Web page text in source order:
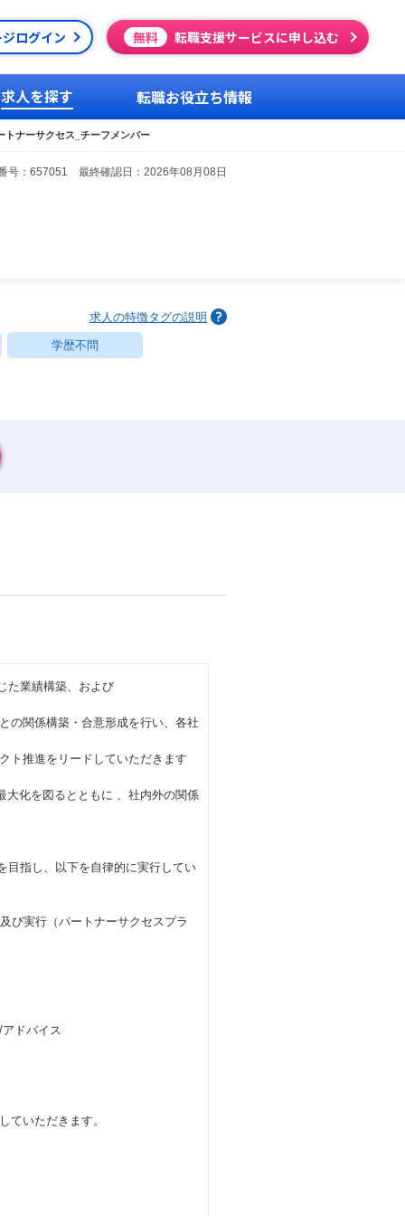
ログイン 無料 転職支援サービスに申し込む
求人を探す 転職お役立ち情報
トナーサクセス_チーフメンバー
号：657051 最終確認日：2026年08月08日
求人の特徴タグの説明
学歴不問
た業績構築、および
の関係構築・合意形成を行い、各社
ト推進をリードしていただきます
大化を図るとともに 、社内外の関係
指し、以下を自律的に実行してい
び実行（パートナーサクセスプラ
ドバイス
ていただきます。